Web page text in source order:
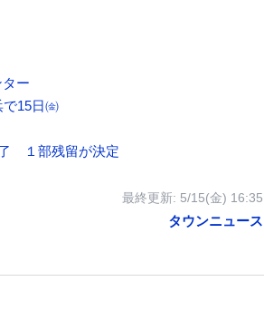
ー
15日㈮
１部残留が決定
最終更新: 5/15(金) 16:35
タウンニュース